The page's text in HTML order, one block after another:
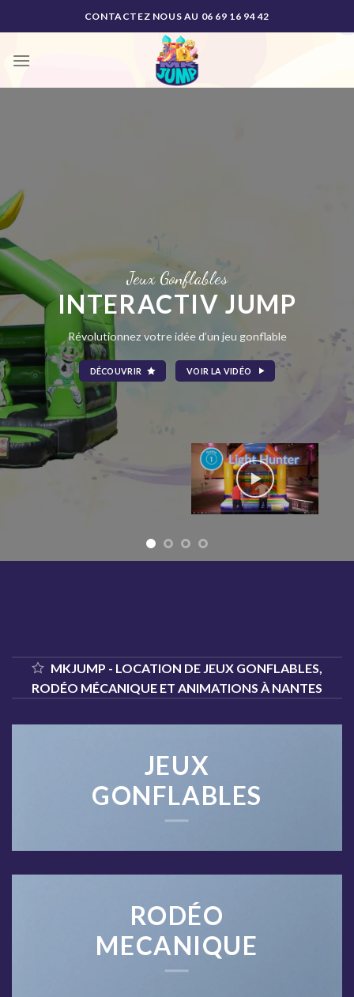
to
CONTACTEZ NOUS AU 06 69 16 94 42
Jeux Gonflables
INTERACTIV JUMP
Révolutionnez votre idée d’un jeu gonflable
DÉCOUVRIR VOIR LA VIDÉO
MKJUMP - LOCATION DE JEUX GONFLABLES,
RODÉO MÉCANIQUE ET ANIMATIONS À NANTES
JEUX
GONFLABLES
RODÉO
MECANIQUE